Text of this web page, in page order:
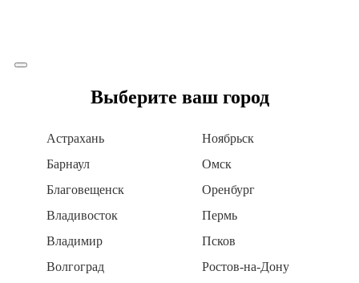
Выберите ваш город
Астрахань
Барнаул
Благовещенск
Владивосток
Владимир
Волгоград
Ноябрьск
Омск
Оренбург
Пермь
Псков
Ростов-на-Дону